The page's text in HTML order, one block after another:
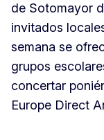
de Sotomayor
invitados
semana se
grupos
concertar
Europe Direct